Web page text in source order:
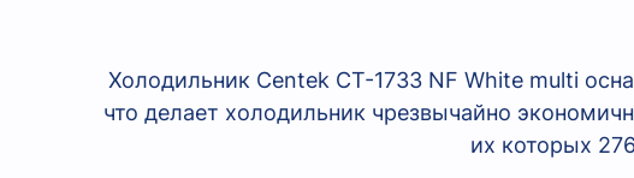
Холодильник Centek CT-1733 NF White multi
что делает холодильник чрезвычайно
их которых